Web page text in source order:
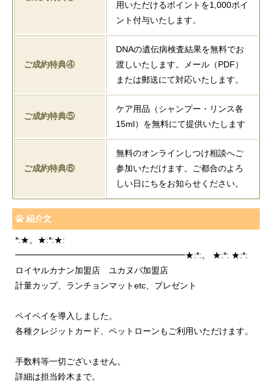
用いただけるポイントを1,000ポイ
ント付与いたします。
ご成約特典④
DNAの遺伝病検査結果を無料でお
渡しいたします。メール（PDF）
または郵送にて対応いたします。
ご成約特典⑤
ケア用品（シャンプー・リンス各
15ml）を無料にて提供いたします
ご成約特典⑥
無料のオンラインしつけ相談へご
参加いただけます。ご都合のよろ
しい日にちをお知らせください。
紹介文
*:★。★:*:★:
━━━━━━━━━━━━━━━━━━━━★:*:。 ★:*: ★:*:
ロイヤルカナン加盟店 ユカヌバ加盟店
計量カップ、ランチョンマットetc、プレゼント
ペイペイを導入しました。
各種クレジットカード、ペットローンもご利用いただけます。
手数料等一切ございません。
詳細は担当鈴木まで。